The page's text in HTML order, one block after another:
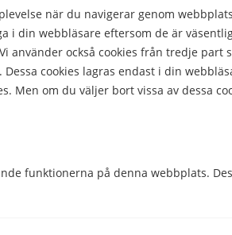
när du navigerar genom
i din webbläsare eftersom de är
använder också cookies från tredje part
cookies lagras endast i din
Men om du väljer bort vissa av dessa
funktionerna på denna webbplats.
men alltså
Be alltid att få
skulle bli
2. Kontakta
Prata med din
Kolla upp om
möjlighet att